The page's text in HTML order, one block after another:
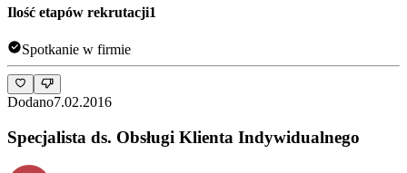
Ilość etapów rekrutacji1
Spotkanie w firmie
Dodano7.02.2016
Specjalista ds. Obsługi Klienta Indywidualnego